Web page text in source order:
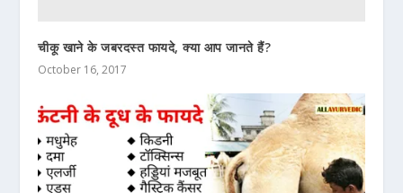
चीकू खाने के जबरदस्त फायदे, क्या आप जानते हैं?
October 16, 2017